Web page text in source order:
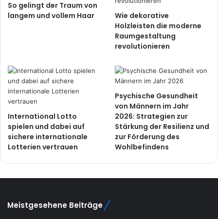
So gelingt der Traum von
langem und vollem Haar
Wie dekorative
Holzleisten die moderne
Raumgestaltung
revolutionieren
International Lotto
spielen und dabei auf
sichere internationale
Lotterien vertrauen
Psychische Gesundheit
von Männern im Jahr
2026: Strategien zur
Stärkung der Resilienz und
zur Förderung des
Wohlbefindens
Meistgesehene Beiträge